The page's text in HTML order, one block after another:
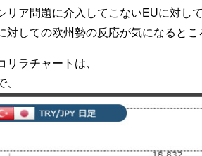
リア問題に介入してこないEUに対し
対しての欧州勢の反応が気になるとこ
リラチャートは、
、